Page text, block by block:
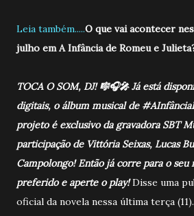
Leia também.....O que vai acontecer
julho em A Infância de Romeu e
TOCA O SOM, DJ! 🎼🎧🎤 Já está
digitais, o álbum musical de
projeto é exclusivo da gravadora SBT
participação de Vittória Seixas, Lucas
Campolongo! Então já corre para o
preferido e aperte o play! Disse uma
oficial da novela nessa última terça (11).